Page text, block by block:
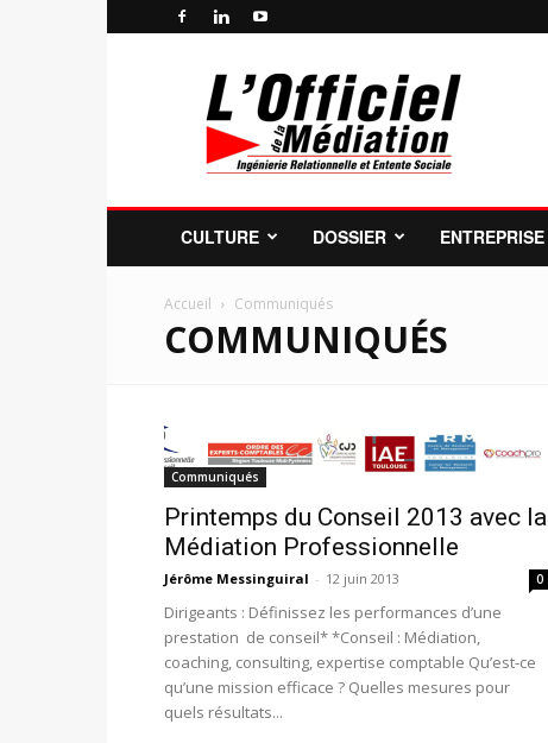
Officiel
Médiation
Professionnelle
et
de
Médiateur
CULTURE DOSSIER ENTREPRISE
Accueil Communiqués
COMMUNIQUÉS
Communiqués
Printemps du Conseil 2013 avec la
Médiation Professionnelle
Jérôme Messinguiral - 12 juin 2013 0
Dirigeants : Définissez les performances d’une
prestation de conseil* *Conseil : Médiation,
coaching, consulting, expertise comptable Qu’est-ce
qu’une mission efficace ? Quelles mesures pour
quels résultats...